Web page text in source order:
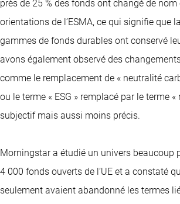
près de 25 % des fonds ont changé de nom
orientations de l’ESMA, ce qui signifie que
gammes de fonds durables ont conservé
avons également observé des
comme le remplacement de « neutralité
ou le terme « ESG » remplacé par le terme
subjectif mais aussi moins précis.
Morningstar a étudié un univers beaucoup
4 000 fonds ouverts de l’UE et a constaté
seulement avaient abandonné les termes